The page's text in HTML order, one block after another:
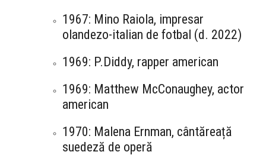
1967: Mino Raiola, impresar
olandezo-italian de fotbal (d. 2022)
1969: P.Diddy, rapper american
1969: Matthew McConaughey, actor
american
1970: Malena Ernman, cântăreață
suedeză de operă